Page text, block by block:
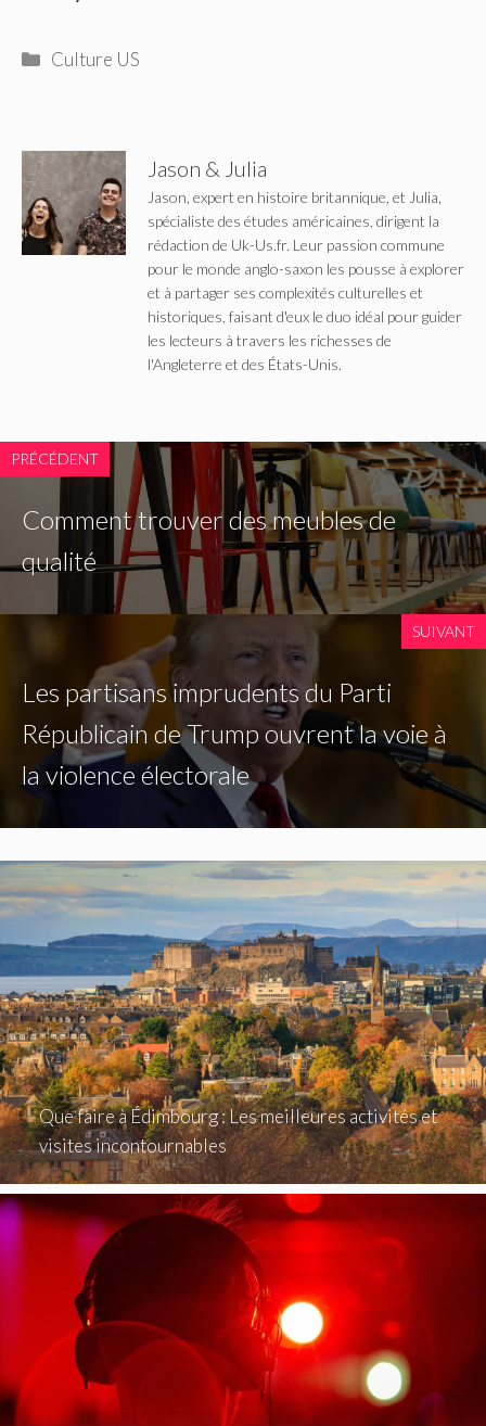
Catégories
Culture US
Jason & Julia
Jason, expert en histoire britannique, et Julia,
spécialiste des études américaines, dirigent la
rédaction de Uk-Us.fr. Leur passion commune
pour le monde anglo-saxon les pousse à explorer
et à partager ses complexités culturelles et
historiques, faisant d'eux le duo idéal pour guider
les lecteurs à travers les richesses de
l'Angleterre et des États-Unis.
PRÉCÉDENT
Comment trouver des meubles de
qualité
SUIVANT
Les partisans imprudents du Parti
Républicain de Trump ouvrent la voie à
la violence électorale
Que faire à Édimbourg : Les meilleures activités et
visites incontournables